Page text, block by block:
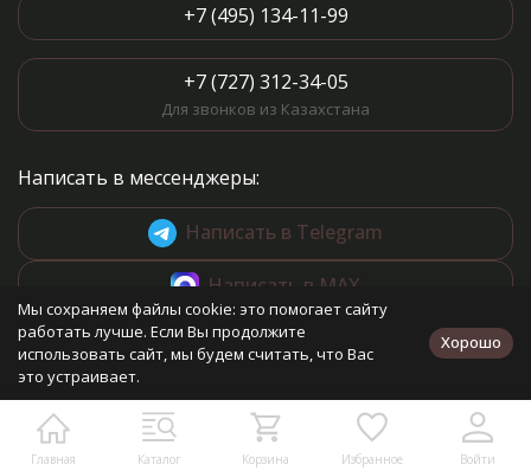
Главная Каталог Корзина Избранное Войти
+7 (495) 134-11-99
+7 (727) 312-34-05
Для звонков из Казахстана
Написать в мессенджеры:
Написать в Telegram
Написать в MAX
Контакты:
г. Казань, ул. Чистопольская, 19А, оф. 24 (один из пунктов
выдачи)
shop@kudel.ru
Мы сохраняем файлы cookie: это помогает сайту
работать лучше. Если Вы продолжите
использовать сайт, мы будем считать, что Вас
это устраивает.
Хорошо